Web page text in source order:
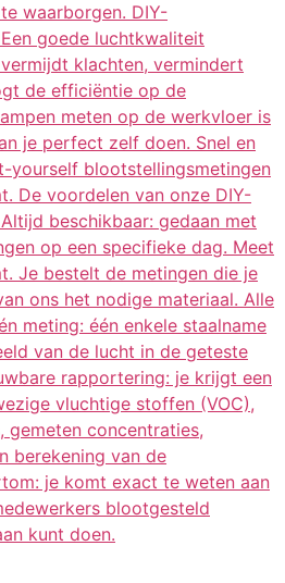
waarborgen. DIY-
goede luchtkwaliteit
klachten, vermindert
de efficiëntie op de
meten op de werkvloer is
je perfect zelf doen. Snel en
blootstellingsmetingen
De voordelen van onze DIY-
beschikbaar: gedaan met
op een specifieke dag. Meet
Je bestelt de metingen die je
ons het nodige materiaal. Alle
meting: één enkele staalname
van de lucht in de geteste
rapportering: je krijgt een
vluchtige stoffen (VOC),
gemeten concentraties,
berekening van de
je komt exact te weten aan
blootgesteld
kunt doen.